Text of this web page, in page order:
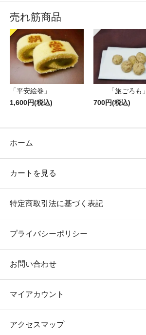
売れ筋商品
「平安絵巻」
1,600円(税込)
「旅ごろも」
700円(税込)
ホーム
カートを見る
特定商取引法に基づく表記
プライバシーポリシー
お問い合わせ
マイアカウント
アクセスマップ